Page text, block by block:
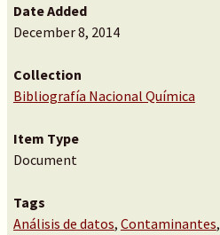
Date Added
December 8, 2014
Collection
Bibliografía Nacional Química
Item Type
Document
Tags
Análisis de datos, Contaminantes,